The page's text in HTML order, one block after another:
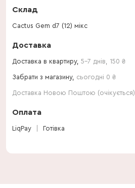
Склад
Cactus Gem d7 (12) мікс
Доставка
Доставка в квартиру, 5-7 днів 150 ₴
Забрати з магазину, сьогодні 0 ₴
Доставка Новою Поштою (очікується)
Оплата
LiqPay Готівка